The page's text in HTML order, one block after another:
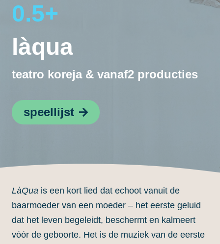
0.5+
làqua
teatro koreja & vanaf2 producties
speellijst
LàQua is een kort lied dat echoot vanuit de
baarmoeder van een moeder – het eerste geluid
dat het leven begeleidt, beschermt en kalmeert
vóór de geboorte. Het is de muziek van de eerste